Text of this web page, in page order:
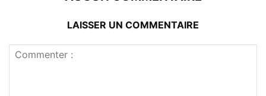
LAISSER UN COMMENTAIRE